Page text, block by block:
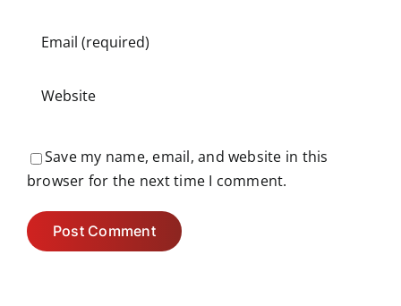
Save my name, email, and website in this
browser for the next time I comment.